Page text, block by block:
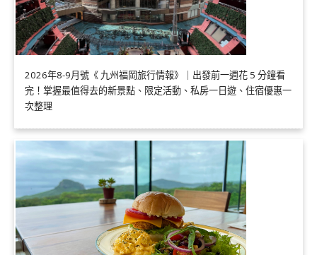
2026年8-9月號《 九州福岡旅行情報》｜出發前一週花 5 分鐘看
完！掌握最值得去的新景點、限定活動、私房一日遊、住宿優惠一
次整理